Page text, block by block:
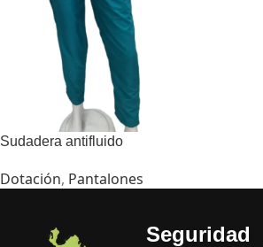
Sudadera antifluido
Dotación, Pantalones
Seguridad